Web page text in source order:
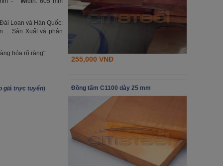
Loan và Hàn Quốc:
... Sản Xuất và phân
hóa rõ ràng"
giá trực tuyến)
255,000 VNĐ
Đồng tấm C1100 dày 25 mm